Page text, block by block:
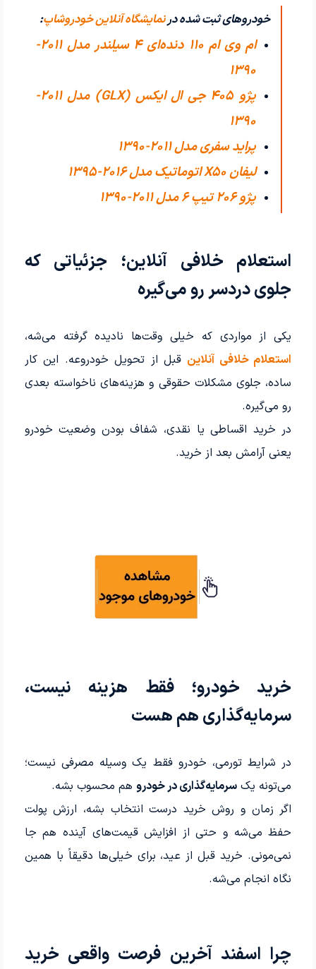
خودروهای ثبت شده درنمایشگاه آنلاین خودروشاپ:
ام وی ام 110 دنده‌ای ۴ سیلندر مدل 2011-
1390
پژو 405 جی ال ایکس (GLX) مدل 2011-
1390
پراید سفری مدل 2011-1390
لیفان X50 اتوماتیک مدل 2016-1395
پژو 206 تیپ ۶ مدل 2011-1390
استعلام خلافی آنلاین؛ جزئیاتی که
جلوی دردسر رو می‌گیره
یکی از مواردی که خیلی وقت‌ها نادیده گرفته می‌شه،
استعلام خلافی آنلاین قبل از تحویل خودروعه. این کار
ساده، جلوی مشکلات حقوقی و هزینه‌های ناخواسته بعدی
رو می‌گیره.
در خرید اقساطی یا نقدی، شفاف بودن وضعیت خودرو
یعنی آرامش بعد از خرید.
خرید خودرو؛ فقط هزینه نیست،
سرمایه‌گذاری هم هست
در شرایط تورمی، خودرو فقط یک وسیله مصرفی نیست؛
می‌تونه یک سرمایه‌گذاری در خودروهم محسوب بشه.
اگر زمان و روش خرید درست انتخاب بشه، ارزش پولت
حفظ می‌شه و حتی از افزایش قیمت‌های آینده هم جا
نمی‌مونی. خرید قبل از عید، برای خیلی‌ها دقیقاً با همین
نگاه انجام می‌شه.
چرا اسفند آخرین فرصت واقعی خرید